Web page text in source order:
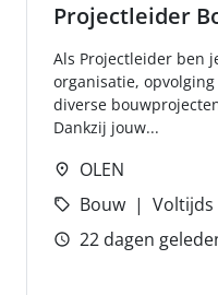
Projectleider
Als Projectleider ben
organisatie,
diverse
Dankzij jouw...
OLEN
Bouw
Voltijds
22 dagen